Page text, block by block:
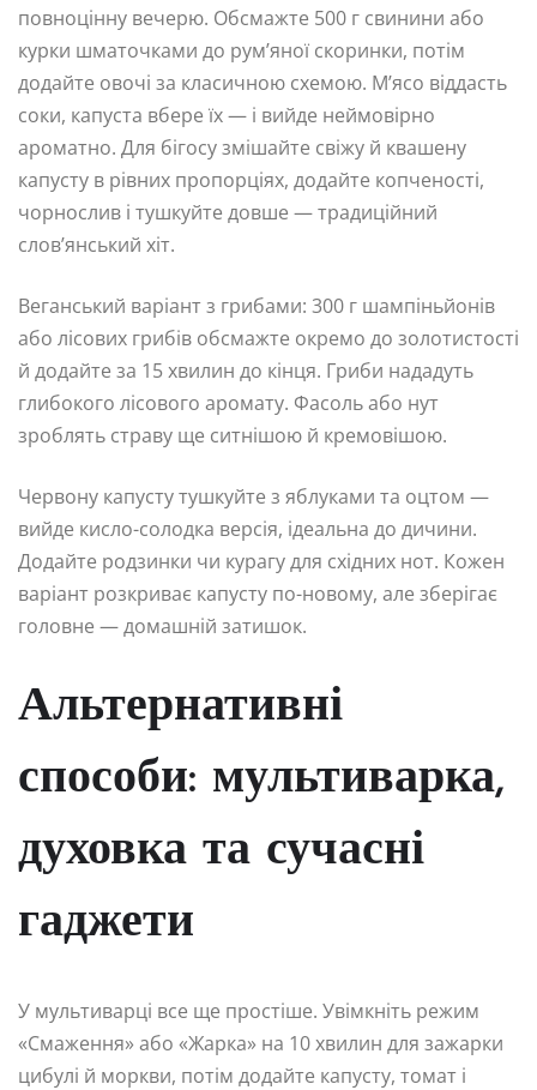
повноцінну вечерю. Обсмажте 500 г свинини або
курки шматочками до рум’яної скоринки, потім
додайте овочі за класичною схемою. М’ясо віддасть
соки, капуста вбере їх — і вийде неймовірно
ароматно. Для бігосу змішайте свіжу й квашену
капусту в рівних пропорціях, додайте копченості,
чорнослив і тушкуйте довше — традиційний
слов’янський хіт.
Веганський варіант з грибами: 300 г шампіньйонів
або лісових грибів обсмажте окремо до золотистості
й додайте за 15 хвилин до кінця. Гриби нададуть
глибокого лісового аромату. Фасоль або нут
зроблять страву ще ситнішою й кремовішою.
Червону капусту тушкуйте з яблуками та оцтом —
вийде кисло-солодка версія, ідеальна до дичини.
Додайте родзинки чи курагу для східних нот. Кожен
варіант розкриває капусту по-новому, але зберігає
головне — домашній затишок.
Альтернативні
способи: мультиварка,
духовка та сучасні
гаджети
У мультиварці все ще простіше. Увімкніть режим
«Смаження» або «Жарка» на 10 хвилин для зажарки
цибулі й моркви, потім додайте капусту, томат і